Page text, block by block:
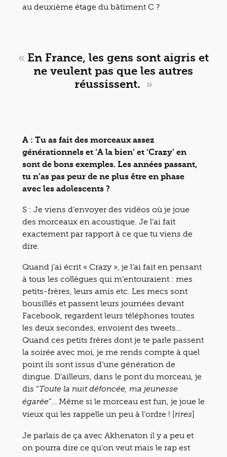
au deuxième étage du bâtiment C ?
« En France, les gens sont aigris et
ne veulent pas que les autres
réussissent. »
A : Tu as fait des morceaux assez
générationnels et ‘A la bien’ et ‘Crazy’ en
sont de bons exemples. Les années passant,
tu n’as pas peur de ne plus être en phase
avec les adolescents ?
S : Je viens d’envoyer des vidéos où je joue
des morceaux en acoustique. Je l’ai fait
exactement par rapport à ce que tu viens de
dire.
Quand j’ai écrit « Crazy », je l’ai fait en pensant
à tous les collègues qui m’entouraient : mes
petits-frères, leurs amis etc. Les mecs sont
bousillés et passent leurs journées devant
Facebook, regardent leurs téléphones toutes
les deux secondes, envoient des tweets…
Quand ces petits frères dont je te parle passent
la soirée avec moi, je me rends compte à quel
point ils sont issus d’une génération de
dingue. D’ailleurs, dans le pont du morceau, je
dis “Toute la nuit défoncée, ma jeunesse
égarée”… Même si le morceau est fun, je joue le
vieux qui les rappelle un peu à l’ordre ! [rires]
Je parlais de ça avec Akhenaton il y a peu et
on pourra dire ce qu’on veut mais le rap est